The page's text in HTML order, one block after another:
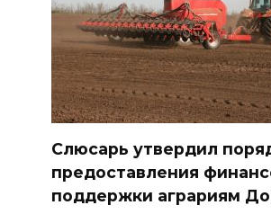
Слюсарь утвердил
предоставления
поддержки аграриям